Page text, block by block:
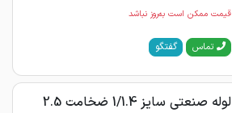
قیمت ممکن است به‌روز نباشد
تماس گفتگو
لوله صنعتی سایز 1/1.4 ضخامت 2.5